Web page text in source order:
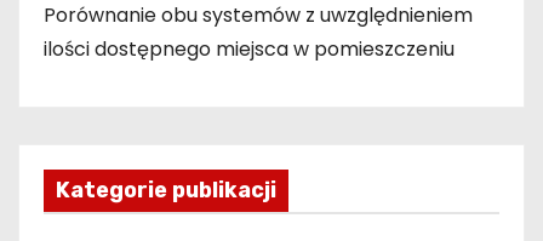
Porównanie obu systemów z uwzględnieniem
ilości dostępnego miejsca w pomieszczeniu
Kategorie publikacji